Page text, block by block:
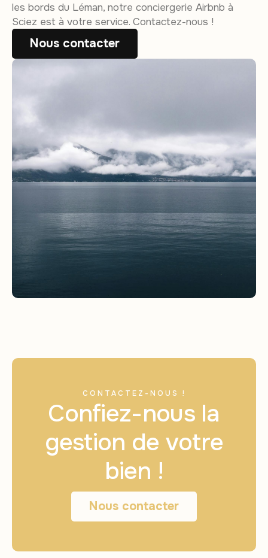
les bords du Léman, notre conciergerie Airbnb à
Sciez est à votre service. Contactez-nous !
Nous contacter
CONTACTEZ-NOUS !
Confiez-nous la
gestion de votre
bien !
Nous contacter